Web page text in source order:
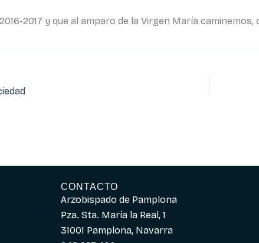
2017 y que al amparo de la Virgen María
CONTACTO
Arzobispado de Pamplona
Pza. Sta. María la Real, 1
31001 Pamplona, Navarra